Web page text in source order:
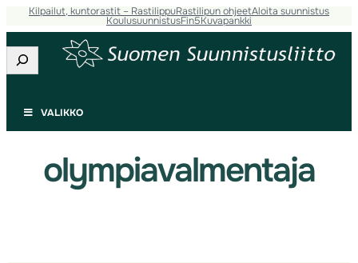
Siirry
sisältöön
Kilpailut, kuntorastit – RastilippuRastilipun ohjeetAloita suunnistus
KoulusuunnistusFin5Kuvapankki
Etsi
VALIKKO
olympiavalmentaja